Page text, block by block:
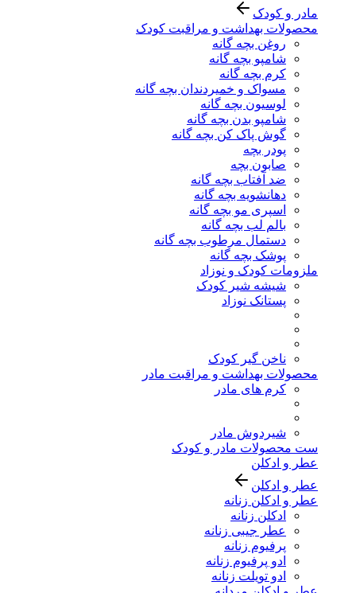
مادر و کودک
محصولات بهداشت و مراقبت کودک
روغن بچه گانه
شامپو بچه گانه
کرم بچه گانه
مسواک و خمیردندان بچه گانه
لوسیون بچه گانه
شامپو بدن بچه گانه
گوش پاک کن بچه گانه
پودر بچه
صابون بچه
ضد آفتاب بچه گانه
دهانشویه بچه گانه
اسپری مو بچه گانه
بالم لب بچه گانه
دستمال مرطوب بچه گانه
پوشک بچه گانه
ملزومات کودک و نوزاد
شیشه شیر کودک
پستانک نوزاد
ناخن گیر کودک
محصولات بهداشت و مراقبت مادر
کرم های مادر
شیردوش مادر
ست محصولات مادر و کودک
عطر و ادکلن
عطر و ادکلن
عطر و ادکلن زنانه
ادکلن زنانه
عطر جیبی زنانه
پرفیوم زنانه
ادو پرفیوم زنانه
ادو تویلت زنانه